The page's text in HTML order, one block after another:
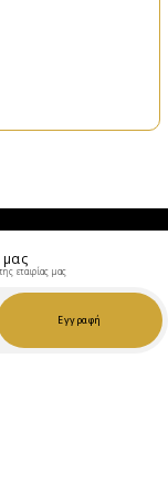
εταιρίας μας
Εγγραφή